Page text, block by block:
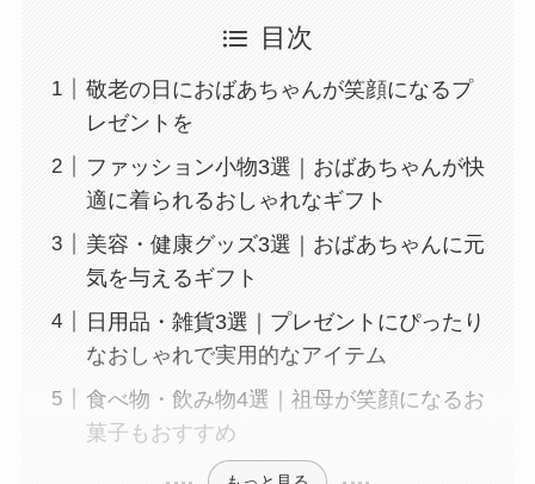
目次
敬老の日におばあちゃんが笑顔になるプ
レゼントを
ファッション小物3選｜おばあちゃんが快
適に着られるおしゃれなギフト
美容・健康グッズ3選｜おばあちゃんに元
気を与えるギフト
日用品・雑貨3選｜プレゼントにぴったり
なおしゃれで実用的なアイテム
食べ物・飲み物4選｜祖母が笑顔になるお
菓子もおすすめ